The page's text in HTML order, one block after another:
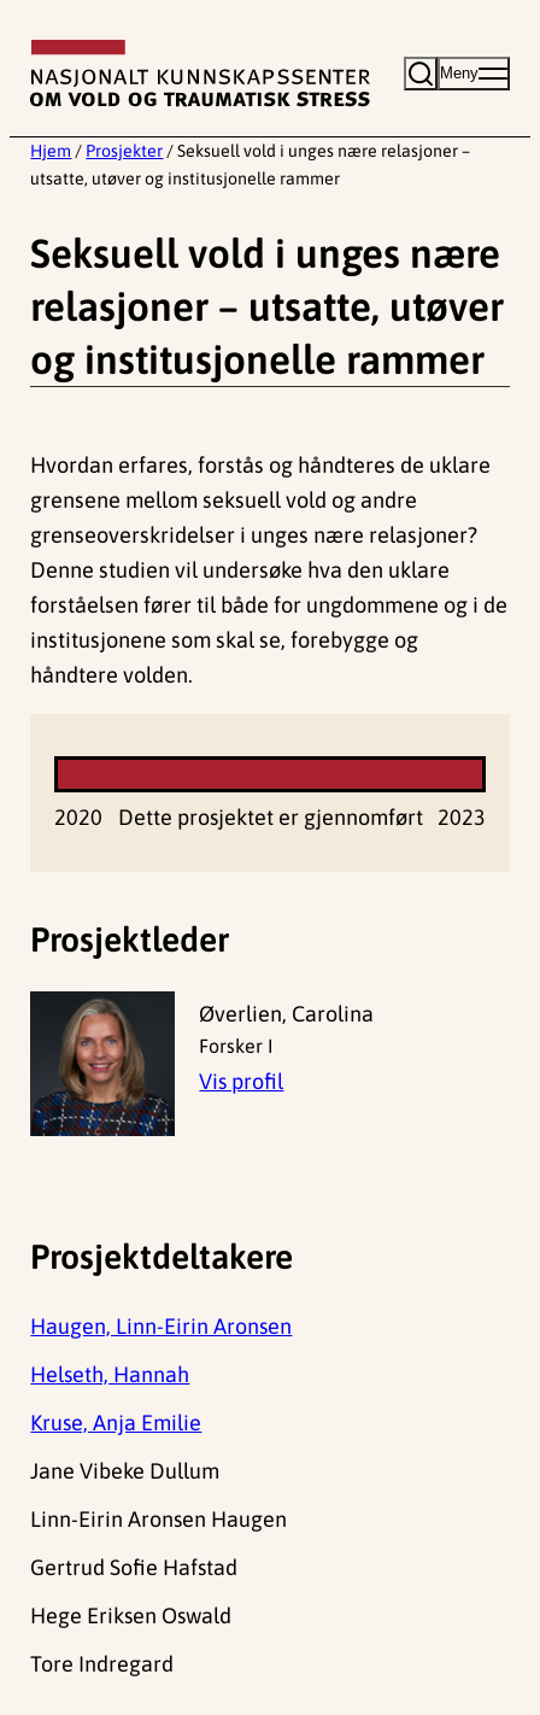
innhold
Meny
Hjem / Prosjekter / Seksuell vold i unges nære relasjoner –
utsatte, utøver og institusjonelle rammer
Seksuell vold i unges nære
relasjoner – utsatte, utøver
og institusjonelle rammer
Hvordan erfares, forstås og håndteres de uklare
grensene mellom seksuell vold og andre
grenseoverskridelser i unges nære relasjoner?
Denne studien vil undersøke hva den uklare
forståelsen fører til både for ungdommene og i de
institusjonene som skal se, forebygge og
håndtere volden.
2020 Dette prosjektet er gjennomført 2023
Prosjektleder
Øverlien, Carolina
Forsker I
Vis profil
Prosjektdeltakere
Haugen, Linn-Eirin Aronsen
Helseth, Hannah
Kruse, Anja Emilie
Jane Vibeke Dullum
Linn-Eirin Aronsen Haugen
Gertrud Sofie Hafstad
Hege Eriksen Oswald
Tore Indregard